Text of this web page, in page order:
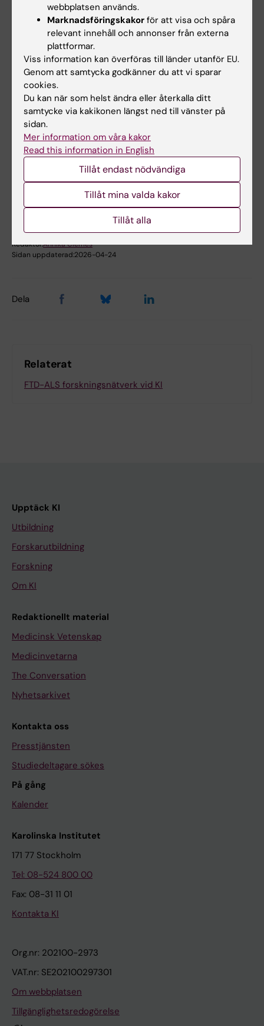
Caroline Graff, professor och specialistläkare i
klinisk genetik på Karolinska
Universitetssjukhuset.
16:00
Paneldiskussion
Avslut klockan 16:30.
Tags
Caroline Graff
Redaktör:Annika Clemes
Sidan uppdaterad:2026-04-24
Dela
Relaterat
FTD-ALS forskningsnätverk vid KI
Upptäck KI
Utbildning
Forskarutbildning
Forskning
Om KI
Redaktionellt material
Medicinsk Vetenskap
Medicinvetarna
The Conversation
Nyhetsarkivet
Kontakta oss
Presstjänsten
Studiedeltagare sökes
På gång
Kalender
Karolinska Institutet
171 77 Stockholm
Tel: 08-524 800 00
Fax: 08-31 11 01
Kontakta KI
Org.nr: 202100-2973
VAT.nr: SE202100297301
Om webbplatsen
Tillgänglighetsredogörelse
webbplatsen används.
Marknadsföringskakor för att visa och spåra
relevant innehåll och annonser från externa
plattformar.
Viss information kan överföras till länder utanför EU.
Genom att samtycka godkänner du att vi sparar
cookies.
Du kan när som helst ändra eller återkalla ditt
samtycke via kakikonen längst ned till vänster på
sidan.
Mer information om våra kakor
Read this information in English
Tillåt endast nödvändiga
Tillåt mina valda kakor
Tillåt alla